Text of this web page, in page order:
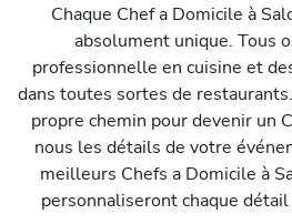
Chaque Chef a Domicile à
absolument unique. Tous
professionnelle en cuisine et
dans toutes sortes de
propre chemin pour devenir un
nous les détails de votre
meilleurs Chefs a Domicile à
personnaliseront chaque